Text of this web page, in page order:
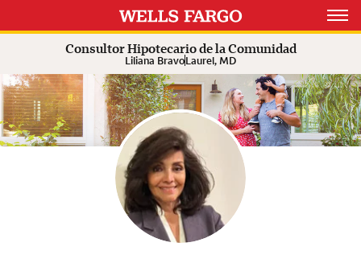
Open
Consultor Hipotecario de la Comunidad
Liliana BravoLaurel, MD
Expand or collapse answer
Expand or collapse answer
Expand or collapse answer